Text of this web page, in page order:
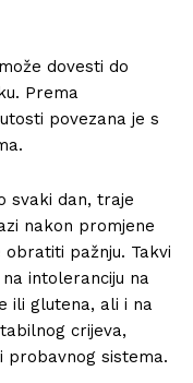
dovesti do
Prema
povezana je s
svaki dan, traje
nakon promjene
pažnju. Takvi
intoleranciju na
ili glutena, ali i na
crijeva,
sistema.